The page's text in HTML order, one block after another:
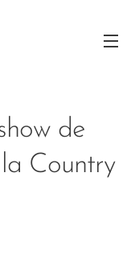
de
Country